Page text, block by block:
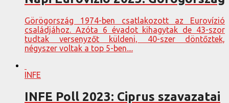
Görögország 1974-ben csatlakozott az Eurovízió
családjához. Azóta 6 évadot kihagytak de 43-szor
tudtak versenyzőt küldeni, 40-szer döntőztek,
négyszer voltak a top 5-ben....
INFE
INFE Poll 2023: Ciprus szavazatai